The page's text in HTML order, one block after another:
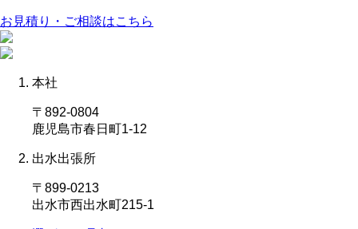
お見積り・ご相談はこちら
本社
〒892-0804
鹿児島市春日町1-12
出水出張所
〒899-0213
出水市西出水町215-1